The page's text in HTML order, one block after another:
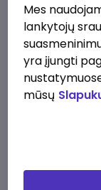
Kokios
Pridėti naują
Mes
lankytojų
yra įjungti
mūsų